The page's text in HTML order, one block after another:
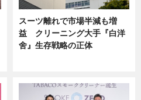
スーツ離れで市場半減も増
益 クリーニング大手『白洋
舍』生存戦略の正体